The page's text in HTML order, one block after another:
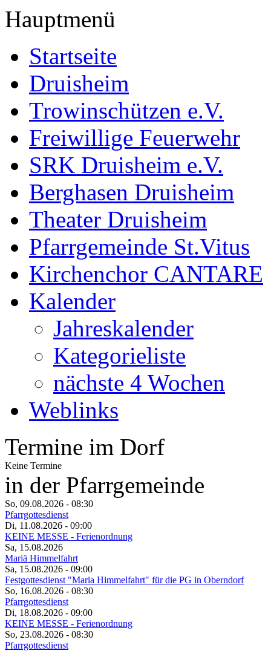
Hauptmenü
Startseite
Druisheim
Trowinschützen e.V.
Freiwillige Feuerwehr
SRK Druisheim e.V.
Berghasen Druisheim
Theater Druisheim
Pfarrgemeinde St.Vitus
Kirchenchor CANTARE
Kalender
Jahreskalender
Kategorieliste
nächste 4 Wochen
Weblinks
Termine im Dorf
Keine Termine
in der Pfarrgemeinde
So, 09.08.2026 - 08:30
Pfarrgottesdienst
Di, 11.08.2026 - 09:00
KEINE MESSE - Ferienordnung
Sa, 15.08.2026
Mariä Himmelfahrt
Sa, 15.08.2026 - 09:00
Festgottesdienst "Maria Himmelfahrt" für die PG in Oberndorf
So, 16.08.2026 - 08:30
Pfarrgottesdienst
Di, 18.08.2026 - 09:00
KEINE MESSE - Ferienordnung
So, 23.08.2026 - 08:30
Pfarrgottesdienst